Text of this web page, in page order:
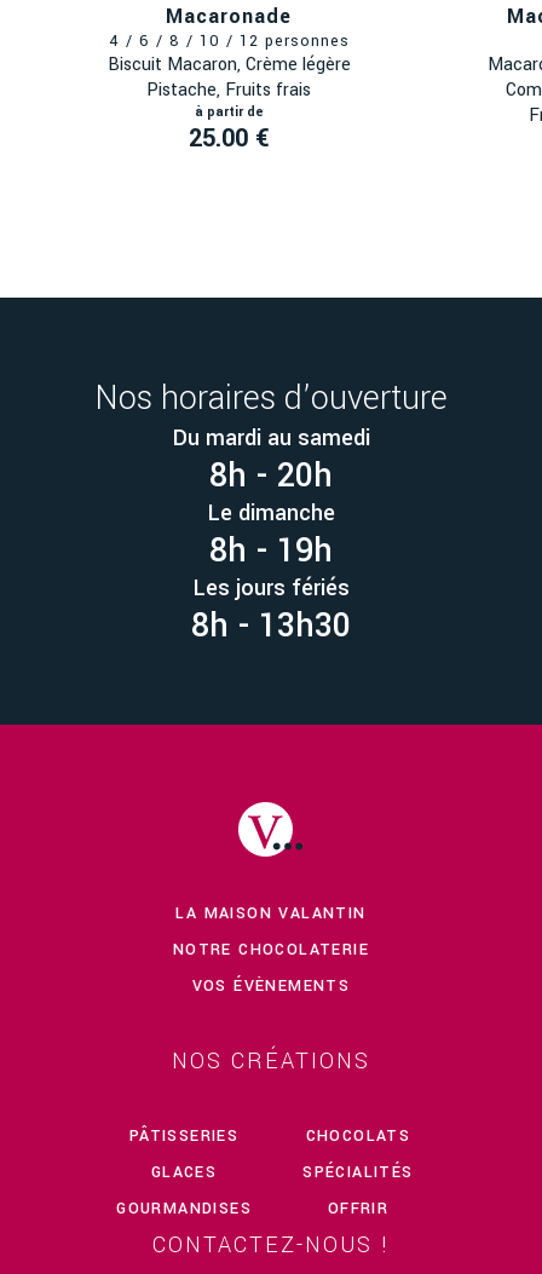
Macaronade
Biscuit Macaron, Crème légère
Pistache, Fruits frais
25.00 €
Nos horaires d’ouverture
Du mardi au samedi
8h - 20h
Le dimanche
8h - 19h
Les jours fériés
8h - 13h30
LA MAISON VALANTIN
NOTRE CHOCOLATERIE
VOS ÉVÈNEMENTS
NOS CRÉATIONS
PÂTISSERIES
CHOCOLATS
GLACES
SPÉCIALITÉS
GOURMANDISES
OFFRIR
CONTACTEZ-NOUS !